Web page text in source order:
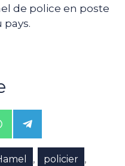
de police en poste
pays.
Share
on
Telegram
, policier ,